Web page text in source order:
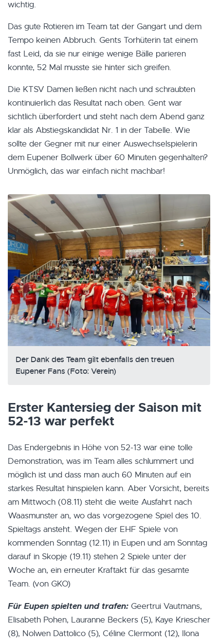
wichtig.
Das gute Rotieren im Team tat der Gangart und dem
Tempo keinen Abbruch. Gents Torhüterin tat einem
fast Leid, da sie nur einige wenige Bälle parieren
konnte, 52 Mal musste sie hinter sich greifen.
Die KTSV Damen ließen nicht nach und schraubten
kontinuierlich das Resultat nach oben. Gent war
sichtlich überfordert und steht nach dem Abend ganz
klar als Abstiegskandidat Nr. 1 in der Tabelle. Wie
sollte der Gegner mit nur einer Auswechselspielerin
dem Eupener Bollwerk über 60 Minuten gegenhalten?
Unmöglich, das war einfach nicht machbar!
Der Dank des Team gilt ebenfalls den treuen
Eupener Fans (Foto: Verein)
Erster Kantersieg der Saison mit
52-13 war perfekt
Das Endergebnis in Höhe von 52-13 war eine tolle
Demonstration, was im Team alles schlummert und
möglich ist und dass man auch 60 Minuten auf ein
starkes Resultat hinspielen kann. Aber Vorsicht, bereits
am Mittwoch (08.11) steht die weite Ausfahrt nach
Waasmunster an, wo das vorgezogene Spiel des 10.
Spieltags ansteht. Wegen der EHF Spiele von
kommenden Sonntag (12.11) in Eupen und am Sonntag
darauf in Skopje (19.11) stehen 2 Spiele unter der
Woche an, ein erneuter Kraftakt für das gesamte
Team. (von GKO)
Für Eupen spielten und trafen: Geertrui Vautmans,
Elisabeth Pohen, Lauranne Beckers (5), Kaye Kriescher
(8), Nolwen Dattolico (5), Céline Clermont (12), Ilona